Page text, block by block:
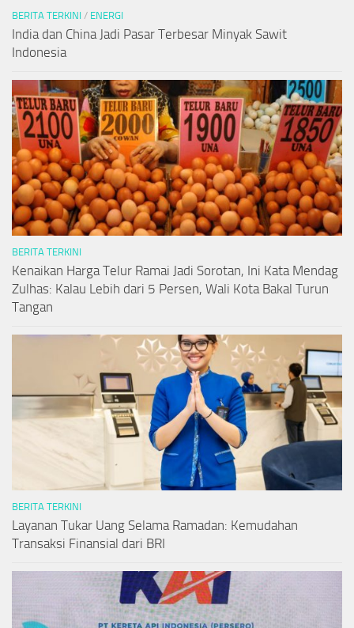
BERITA TERKINI / ENERGI
India dan China Jadi Pasar Terbesar Minyak Sawit
Indonesia
BERITA TERKINI
Kenaikan Harga Telur Ramai Jadi Sorotan, Ini Kata Mendag
Zulhas: Kalau Lebih dari 5 Persen, Wali Kota Bakal Turun
Tangan
BERITA TERKINI
Layanan Tukar Uang Selama Ramadan: Kemudahan
Transaksi Finansial dari BRI